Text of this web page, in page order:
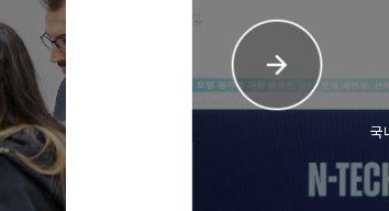
인지센서
미